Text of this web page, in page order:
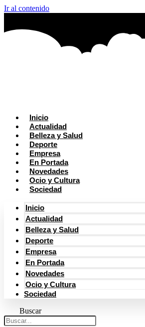
Ir al contenido
Inicio
Actualidad
Belleza y Salud
Deporte
Empresa
En Portada
Novedades
Ocio y Cultura
Sociedad
Inicio
Actualidad
Belleza y Salud
Deporte
Empresa
En Portada
Novedades
Ocio y Cultura
Sociedad
Buscar